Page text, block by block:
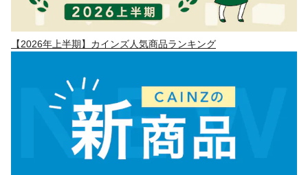
【2026年上半期】カインズ人気商品ランキング